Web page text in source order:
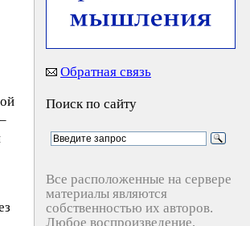
Обратная связь
Поиск по сайту
Все расположенные на сервере
материалы являются
собственностью их авторов.
Любое воспроизведение,